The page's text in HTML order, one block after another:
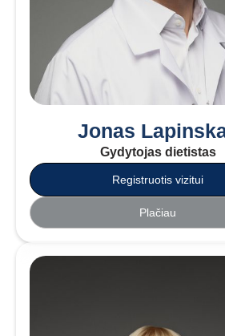
Jonas
Gydytojas dietistas
Registruotis vizitui
Plačiau